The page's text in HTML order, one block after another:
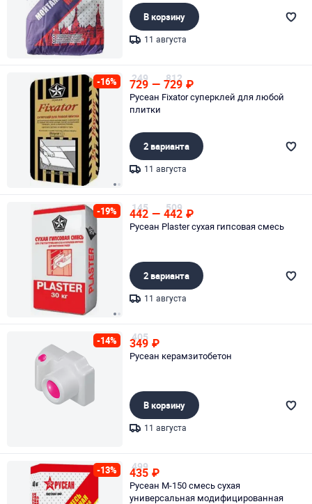
В корзину
11 августа
-16% 249
729 — 812
729 ₽
Русеан Fixator суперклей для любой
плитки
2 варианта
11 августа
-19% 145
442 — 509
442 ₽
Русеан Plaster сухая гипсовая смесь
2 варианта
11 августа
-14% 405
349 ₽
Русеан керамзитобетон
В корзину
11 августа
-13% 499
435 ₽
Русеан М-150 смесь сухая
универсальная модифицированная